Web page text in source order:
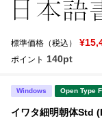
標準価格（税込）
ポイント 140pt
Windows Open Type
イワタ細明朝体Std